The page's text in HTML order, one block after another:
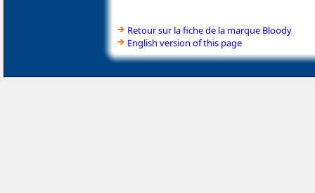
Retour sur la fiche de la marque Bloody
English version of this page